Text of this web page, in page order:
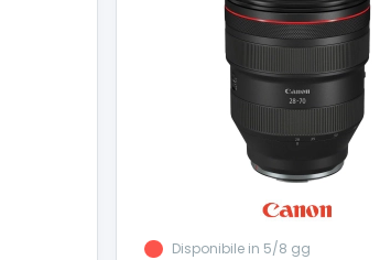
Disponibile in 5/8 gg